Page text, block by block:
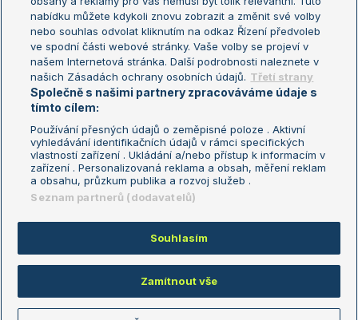
Aktualní trendy
Fotbalové přestupy
Livesport Daily
LS Prague Open
Podmínky užití
Nastavení soukromí
GDPR a žurnalistika
Reklama
Kontakt
Informace o zpracování osobních
údajů
Copyright © 2008-2026 TenisPortal.cz. Využíváme zpravodajství ČTK.
nabídku můžete kdykoli znovu zobrazit a změnit své volby
nebo souhlas odvolat kliknutím na odkaz Řízení předvoleb
ve spodní části webové stránky. Vaše volby se projeví v
našem Internetová stránka. Další podrobnosti naleznete v
našich Zásadách ochrany osobních údajů. Třetí strany
Společně s našimi partnery zpracováváme údaje s
tímto cílem:
Používání přesných údajů o zeměpisné poloze . Aktivní
vyhledávání identifikačních údajů v rámci specifických
vlastností zařízení . Ukládání a/nebo přístup k informacím v
zařízení . Personalizovaná reklama a obsah, měření reklam
a obsahu, průzkum publika a rozvoj služeb .
Seznam partnerů (dodavatelů)
Souhlasím
Zamítnout vše